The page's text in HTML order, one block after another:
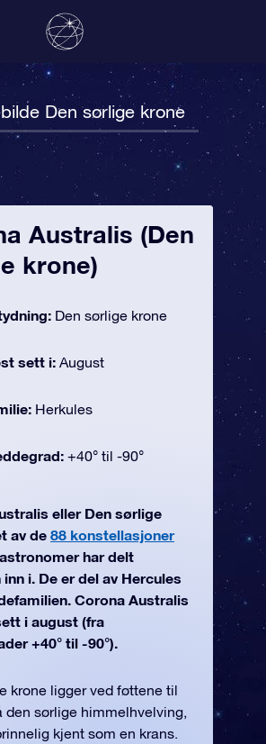
Den sørlige krone
Australis (Den
krone)
Den sørlige krone
sett i: August
Herkules
+40° til -90°
eller Den sørlige
av de 88 konstellasjoner
har delt
i. De er del av Hercules
Corona Australis
i august (fra
+40° til -90°).
krone ligger ved føttene til
den sørlige himmelhvelving,
kjent som en krans.